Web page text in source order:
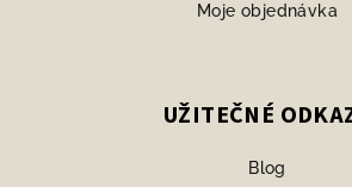
Moje objednávka
UŽITEČNÉ
Blog